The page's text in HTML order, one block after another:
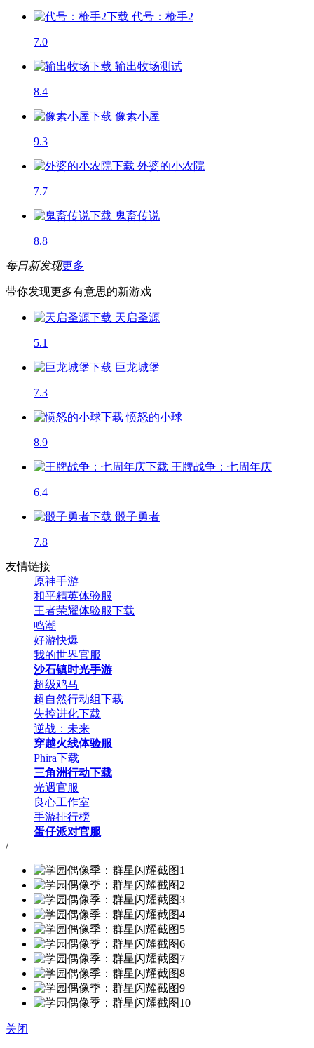
代号：枪手2
7.0
输出牧场测试
8.4
像素小屋
9.3
外婆的小农院
7.7
鬼畜传说
8.8
每日新发现更多
带你发现更多有意思的新游戏
天启圣源
5.1
巨龙城堡
7.3
愤怒的小球
8.9
王牌战争：七周年庆
6.4
骰子勇者
7.8
友情链接
原神手游
和平精英体验服
王者荣耀体验服下载
鸣潮
好游快爆
我的世界官服
沙石镇时光手游
超级鸡马
超自然行动组下载
失控进化下载
逆战：未来
穿越火线体验服
Phira下载
三角洲行动下载
光遇官服
良心工作室
手游排行榜
蛋仔派对官服
/
关闭